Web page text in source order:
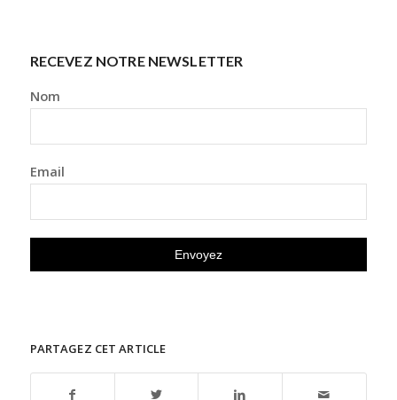
RECEVEZ NOTRE NEWSLETTER
Nom
Email
PARTAGEZ CET ARTICLE